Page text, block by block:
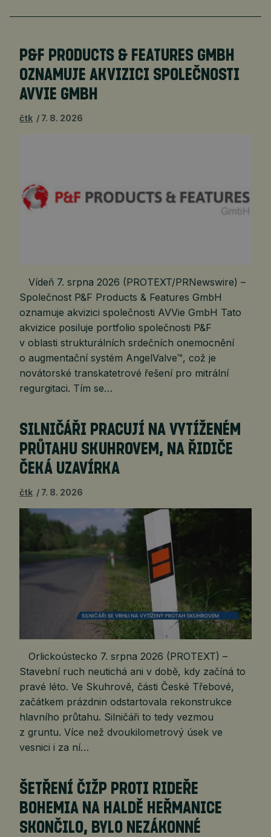
P&F PRODUCTS & FEATURES GMBH
OZNAMUJE AKVIZICI SPOLEČNOSTI
AVVIE GMBH
čtk 7. 8. 2026
Vídeň 7. srpna 2026 (PROTEXT/PRNewswire) –
Společnost P&F Products & Features GmbH
oznamuje akvizici společnosti AVVie GmbH Tato
akvizice posiluje portfolio společnosti P&F
v oblasti strukturálních srdečních onemocnění
o augmentační systém AngelValve™, což je
novátorské transkatetrové řešení pro mitrální
regurgitaci. Tím se…
SILNIČÁŘI PRACUJÍ NA VYTÍŽENÉM
PRŮTAHU SKUHROVEM, NA ŘIDIČE
ČEKÁ UZAVÍRKA
čtk 7. 8. 2026
Orlickoústecko 7. srpna 2026 (PROTEXT) –
Stavební ruch neutichá ani v době, kdy začíná to
pravé léto. Ve Skuhrově, části České Třebové,
začátkem prázdnin odstartovala rekonstrukce
hlavního průtahu. Silničáři to tedy vezmou
z gruntu. Více než dvoukilometrový úsek ve
vesnici i za ní…
ŠETŘENÍ ČIŽP PROTI RIDEŘE
BOHEMIA NA HALDĚ HEŘMANICE
SKONČILO, BYLO NEZÁKONNÉ